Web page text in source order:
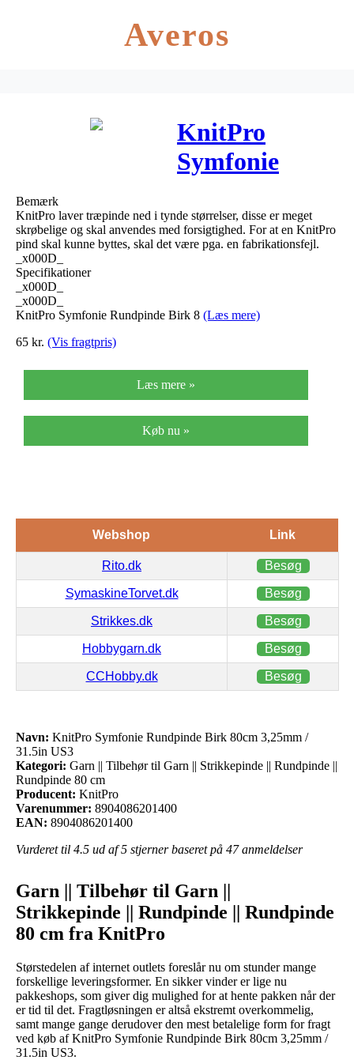
Averos
KnitPro
Symfonie
Birk 80cm
3,25mm /
Bemærk
KnitPro laver træpinde ned i tynde størrelser, disse er meget
skrøbelige og skal anvendes med forsigtighed. For at en KnitPro
pind skal kunne byttes, skal det være pga. en fabrikationsfejl.
_x000D_
Specifikationer
_x000D_
_x000D_
KnitPro Symfonie Rundpinde Birk 8 (Læs mere)
65 kr. (Vis fragtpris)
Læs mere »
Køb nu »
Webshop Link
Rito.dk Besøg
SymaskineTorvet.dk Besøg
Strikkes.dk Besøg
Hobbygarn.dk Besøg
CCHobby.dk Besøg
Navn: KnitPro Symfonie Rundpinde Birk 80cm 3,25mm /
31.5in US3
Kategori: Garn || Tilbehør til Garn || Strikkepinde || Rundpinde ||
Rundpinde 80 cm
Producent: KnitPro
Varenummer: 8904086201400
EAN: 8904086201400
Vurderet til 4.5 ud af 5 stjerner baseret på 47anmeldelser
Garn || Tilbehør til Garn ||
Strikkepinde || Rundpinde || Rundpinde
80 cm fra KnitPro
Størstedelen af internet outlets foreslår nu om stunder mange
forskellige leveringsformer. En sikker vinder er lige nu
pakkeshops, som giver dig mulighed for at hente pakken når der
er tid til det. Fragtløsningen er altså ekstremt overkommelig,
samt mange gange derudover den mest betalelige form for fragt
ved køb af KnitPro Symfonie Rundpinde Birk 80cm 3,25mm /
31.5in US3.